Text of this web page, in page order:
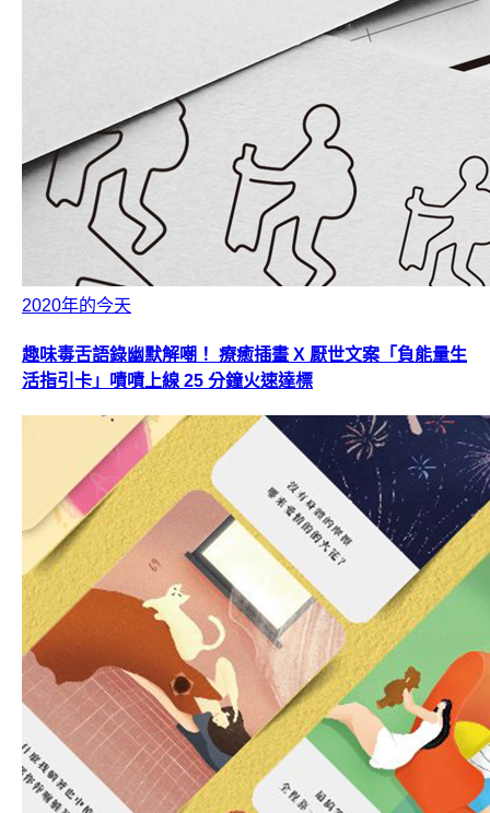
2020年的今天
趣味毒舌語錄幽默解嘲！ 療癒插畫 X 厭世文案「負能量生
活指引卡」嘖嘖上線 25 分鐘火速達標